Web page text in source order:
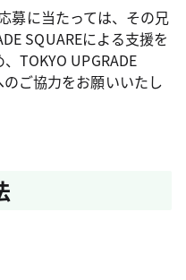
募に当たっては、その兄
SQUAREによる支援を
TOKYO UPGRADE
ご協力をお願いいたし